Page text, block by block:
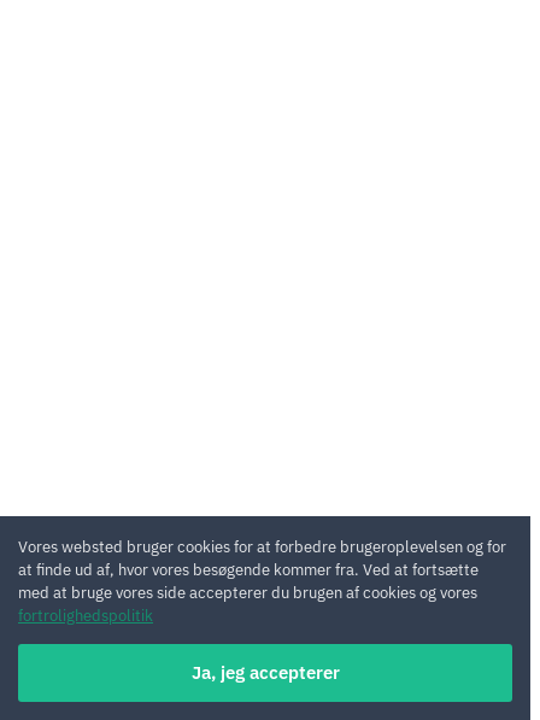
Vores websted bruger cookies for at forbedre brugeroplevelsen og for
at finde ud af, hvor vores besøgende kommer fra. Ved at fortsætte
med at bruge vores side accepterer du brugen af cookies og vores
fortrolighedspolitik
Ja, jeg accepterer